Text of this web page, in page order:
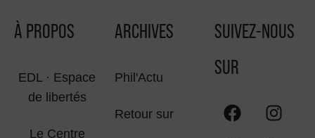
À PROPOS
EDL · Espace
de libertés
Le Centre
ARCHIVES
Phil'Actu
Retour sur
SUIVEZ-NOUS
SUR